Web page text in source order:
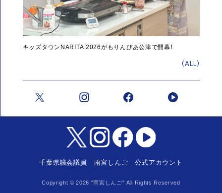
キッズタウンNARITA 2026がもりんぴあ公津で開幕！
(ALL)
千葉県議会議員 雨宮しんご 公式アカウント
Copyright ©2026 "雨宮しんご" All Rights Reserved